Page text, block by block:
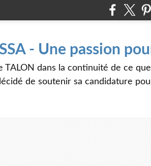
- Une passion
TALON dans la continuité de ce
de soutenir sa candidature